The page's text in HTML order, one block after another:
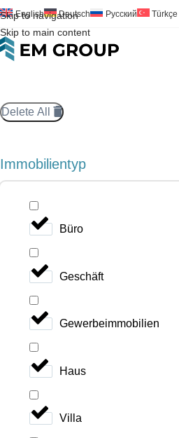
Skip to navigation
Skip to main content
English Deutsch Русский Türkçe
Delete All
Immobilientyp
Büro
Geschäft
Gewerbeimmobilien
Haus
Villa